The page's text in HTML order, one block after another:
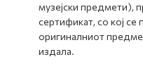
музејски предмети),
сертификат, со кој се
оригиналниот
издала.